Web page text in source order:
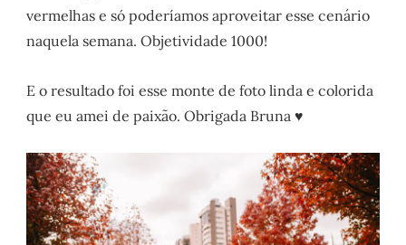
vermelhas e só poderíamos aproveitar esse cenário
naquela semana. Objetividade 1000!
E o resultado foi esse monte de foto linda e colorida
que eu amei de paixão. Obrigada Bruna ♥